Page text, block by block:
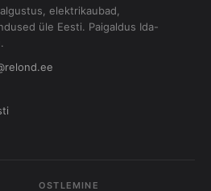
elektrikaubad,
üle Eesti. Paigaldus Ida-
OSTLEMINE